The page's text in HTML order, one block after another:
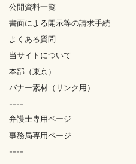
公開資料一覧
書面による開示等の請求手続
よくある質問
当サイトについて
本部（東京）
バナー素材（リンク用）
----
弁護士専用ページ
事務局専用ページ
----